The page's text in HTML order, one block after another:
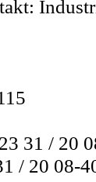
31 / 20
/ 20 08-